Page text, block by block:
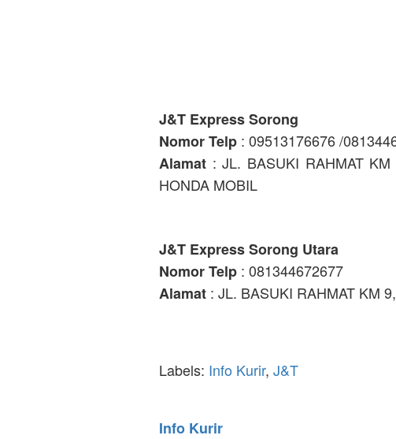
J&T Express Sorong
Nomor Telp : 09513176676 /
Alamat : JL. BASUKI RAHMAT
HONDA MOBIL
J&T Express Sorong Utara
Nomor Telp : 081344672677
Alamat : JL. BASUKI RAHMAT KM
Labels: Info Kurir, J&T
Info Kurir